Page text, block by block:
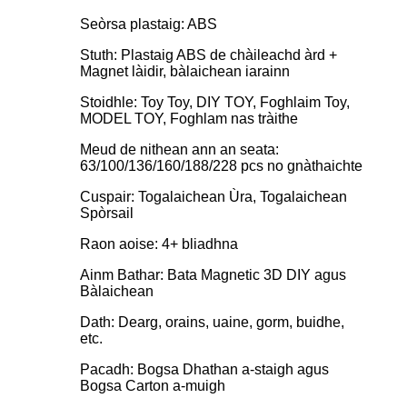
Seòrsa plastaig: ABS
Stuth: Plastaig ABS de chàileachd àrd +
Magnet làidir, bàlaichean iarainn
Stoidhle: Toy Toy, DIY TOY, Foghlaim Toy,
MODEL TOY, Foghlam nas tràithe
Meud de nithean ann an seata:
63/100/136/160/188/228 pcs no gnàthaichte
Cuspair: Togalaichean Ùra, Togalaichean
Spòrsail
Raon aoise: 4+ bliadhna
Ainm Bathar: Bata Magnetic 3D DIY agus
Bàlaichean
Dath: Dearg, orains, uaine, gorm, buidhe,
etc.
Pacadh: Bogsa Dhathan a-staigh agus
Bogsa Carton a-muigh